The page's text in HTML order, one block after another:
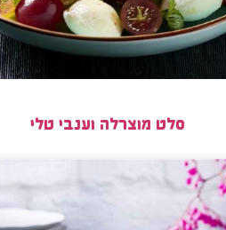
סלט מוצרלה וענבי טלי